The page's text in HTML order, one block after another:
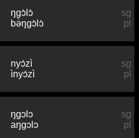
ŋɡɔ̀lɔ̀
sg
bə̀ŋɡɔ̀lɔ̀
pl
nyɔ́zì
sg
ìnyɔ́zì
pl
ŋɡɔlɔ
sg
aŋɡɔlɔ
pl